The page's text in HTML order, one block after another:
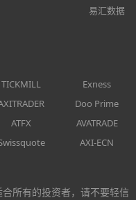
易汇数据
TICKMILL
Exness
Doo Prime
ATFX
AVATRADE
AXI-ECN
所有的投资者，请不要轻信